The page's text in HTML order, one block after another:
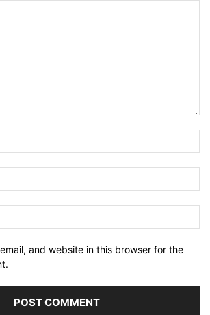
and website in this browser for the